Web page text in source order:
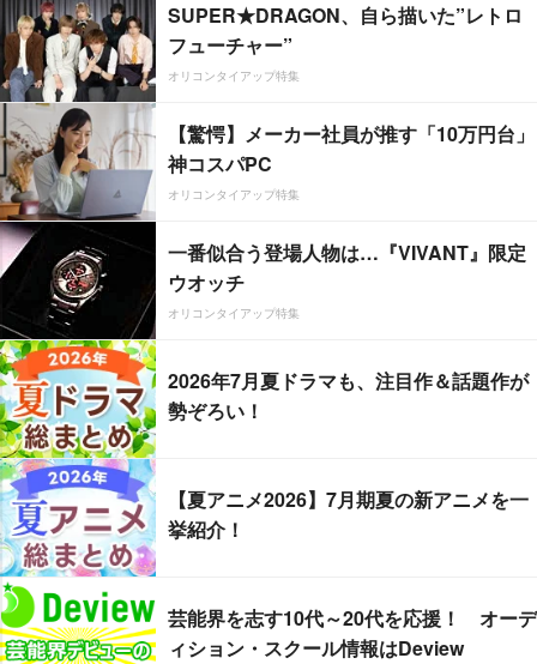
SUPER★DRAGON、自ら描いた”レトロ
フューチャー”
オリコンタイアップ特集
【驚愕】メーカー社員が推す「10万円台」
神コスパPC
オリコンタイアップ特集
一番似合う登場人物は…『VIVANT』限定
ウオッチ
オリコンタイアップ特集
2026年7月夏ドラマも、注目作＆話題作が
勢ぞろい！
【夏アニメ2026】7月期夏の新アニメを一
挙紹介！
芸能界を志す10代～20代を応援！ オーデ
ィション・スクール情報はDeview